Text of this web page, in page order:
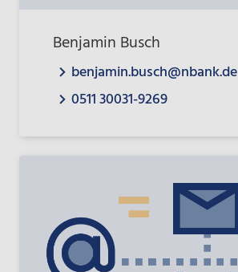
Benjamin Busch
benjamin.busch@nbank.de
0511 30031-9269